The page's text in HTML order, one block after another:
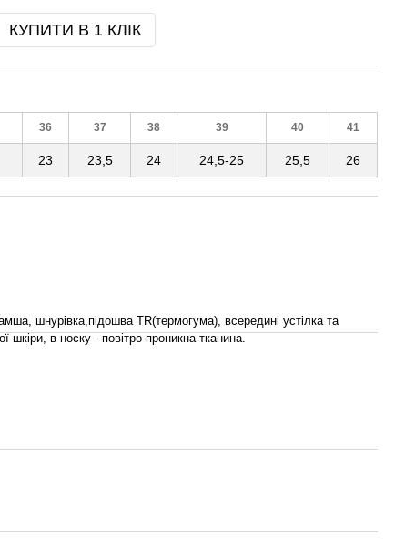
КУПИТИ В 1 КЛІК
36 37 38 39 40 41
23 23,5 24 24,5-25 25,5 26
шнурівка,підошва TR(термогума), всередині устілка та
шкіри, в носку - повітро-проникна тканина.